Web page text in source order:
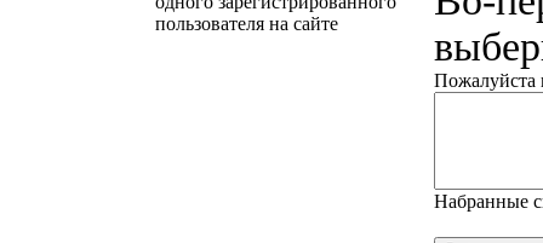
пользователя на сайте
Пожалуйста
Набранные